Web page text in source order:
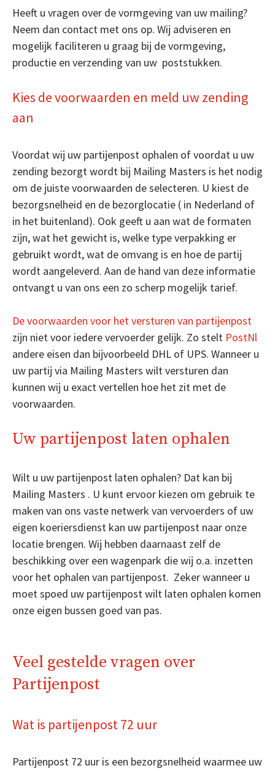
Heeft u vragen over de vormgeving van uw mailing?
Neem dan contact met ons op. Wij adviseren en
mogelijk faciliteren u graag bij de vormgeving,
productie en verzending van uw poststukken.
Kies de voorwaarden en meld uw zending
aan
Voordat wij uw partijenpost ophalen of voordat u uw
zending bezorgt wordt bij Mailing Masters is het nodig
om de juiste voorwaarden de selecteren. U kiest de
bezorgsnelheid en de bezorglocatie ( in Nederland of
in het buitenland). Ook geeft u aan wat de formaten
zijn, wat het gewicht is, welke type verpakking er
gebruikt wordt, wat de omvang is en hoe de partij
wordt aangeleverd. Aan de hand van deze informatie
ontvangt u van ons een zo scherp mogelijk tarief.
De voorwaarden voor het versturen van partijenpost
zijn niet voor iedere vervoerder gelijk. Zo stelt PostNl
andere eisen dan bijvoorbeeld DHL of UPS. Wanneer u
uw partij via Mailing Masters wilt versturen dan
kunnen wij u exact vertellen hoe het zit met de
voorwaarden.
Uw partijenpost laten ophalen
Wilt u uw partijenpost laten ophalen? Dat kan bij
Mailing Masters . U kunt ervoor kiezen om gebruik te
maken van ons vaste netwerk van vervoerders of uw
eigen koeriersdienst kan uw partijenpost naar onze
locatie brengen. Wij hebben daarnaast zelf de
beschikking over een wagenpark die wij o.a. inzetten
voor het ophalen van partijenpost. Zeker wanneer u
moet spoed uw partijenpost wilt laten ophalen komen
onze eigen bussen goed van pas.
Veel gestelde vragen over
Partijenpost
Wat is partijenpost 72 uur
Partijenpost 72 uur is een bezorgsnelheid waarmee uw